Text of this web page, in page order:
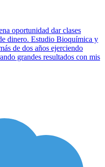
oportunidad dar clases
dinero. Estudio Bioquímica y
de dos años ejerciendo
grandes resultados con mis